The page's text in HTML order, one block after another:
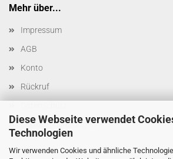
Diese Webseite verwendet
Technologien
Wir verwenden Cookies und ähnliche
Mehr über...
Impressum
AGB
Konto
Rückruf
Cookie Einstellungen